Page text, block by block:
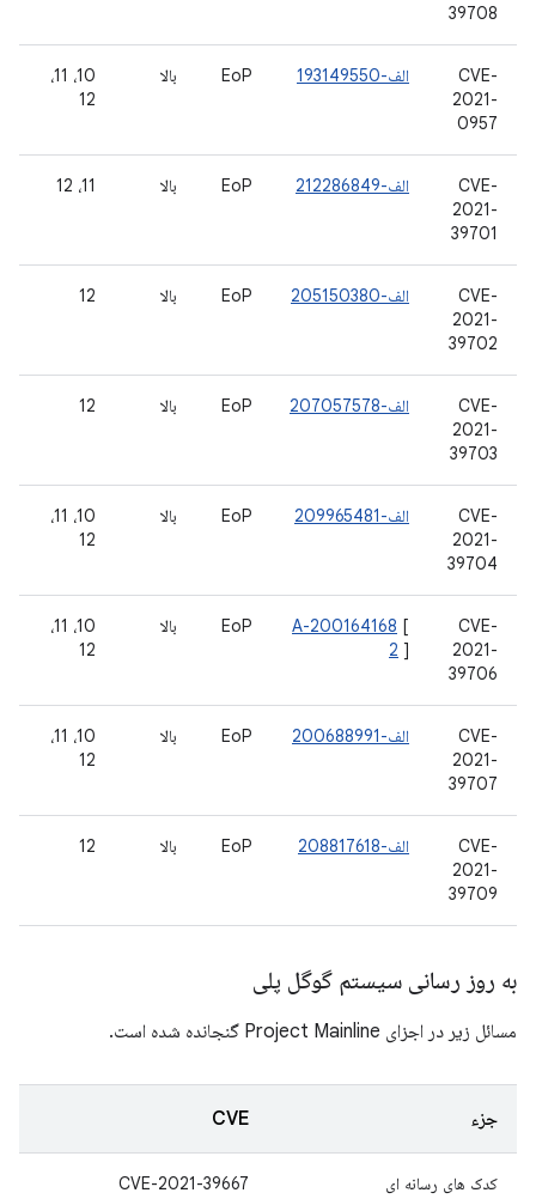
39708
CVE-
2021-
0957
الف-193149550 EoP بالا
10، 11،
12
CVE-
2021-
39701
الف-212286849 EoP بالا 11، 12
CVE-
2021-
39702
الف-205150380 EoP بالا 12
CVE-
2021-
39703
الف-207057578 EoP بالا 12
CVE-
2021-
39704
الف-209965481 EoP بالا
10، 11،
12
CVE-
2021-
39706
A-200164168 [
2 ]
EoP بالا
10، 11،
12
CVE-
2021-
39707
الف-200688991 EoP بالا
10، 11،
12
CVE-
2021-
39709
الف-208817618 EoP بالا 12
به روز رسانی سیستم گوگل پلی
مسائل زیر در اجزای Project Mainline گنجانده شده است.
جزء CVE
کدک های رسانه ای CVE-2021-39667